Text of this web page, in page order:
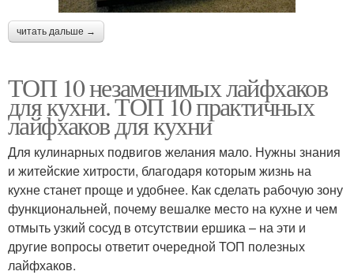
читать дальше →
ТОП 10 незаменимых лайфхаков
для кухни. ТОП 10 практичных
лайфхаков для кухни
Для кулинарных подвигов желания мало. Нужны знания
и житейские хитрости, благодаря которым жизнь на
кухне станет проще и удобнее. Как сделать рабочую зону
функциональней, почему вешалке место на кухне и чем
отмыть узкий сосуд в отсутствии ершика – на эти и
другие вопросы ответит очередной ТОП полезных
лайфхаков.